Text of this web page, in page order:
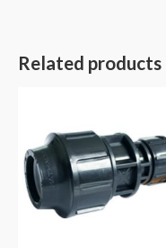
Related products